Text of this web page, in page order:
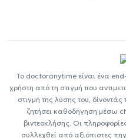
Το doctoranytime είναι ένα
χρήστη από τη στιγμή που
στιγμή της λύσης του, δίνοντάς
ζητήσει καθοδήγηση μέσω
βιντεοκλήσης. Οι
συλλεχθεί από αξιόπιστες